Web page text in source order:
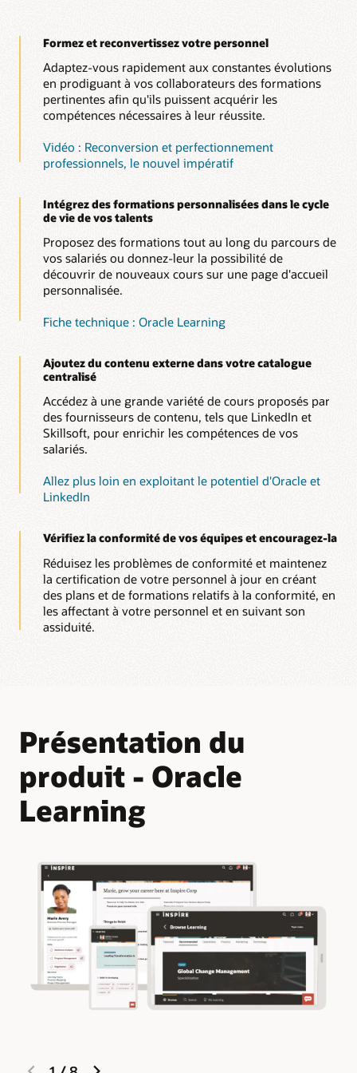
Blog : Formation et reconversion professionnelle avec
Oracle Learning
Fournisseurs de contenu externes
Proposez à vos collaborateurs des recommandations
intelligentes provenant de divers fournisseurs de contenu
tels que SkillSoft et LinkedIn Learning.
Développez des parcours de formation, à l'aide de vidéos, de
provenant de sources externes, pour le développement
individuel et en équipe.
prédéfinie et automatisez le renouvellement de la
certification à l'aide de règles d'affectation.
Reporting de conformité
Exploitez des analyses, des rapports et des tableaux de bord
enrichis pour suivre le suivi des formations et le taux de
Formez et reconvertissez votre personnel
Adaptez-vous rapidement aux constantes évolutions
en prodiguant à vos collaborateurs des formations
pertinentes afin qu'ils puissent acquérir les
compétences nécessaires à leur réussite.
Vidéo : Reconversion et perfectionnement
professionnels, le nouvel impératif
Intégrez des formations personnalisées dans le cycle
de vie de vos talents
Proposez des formations tout au long du parcours de
vos salariés ou donnez-leur la possibilité de
découvrir de nouveaux cours sur une page d'accueil
personnalisée.
Fiche technique : Oracle Learning
Ajoutez du contenu externe dans votre catalogue
centralisé
Accédez à une grande variété de cours proposés par
des fournisseurs de contenu, tels que LinkedIn et
Skillsoft, pour enrichir les compétences de vos
salariés.
Allez plus loin en exploitant le potentiel d'Oracle et
LinkedIn
Vérifiez la conformité de vos équipes et encouragez-la
Réduisez les problèmes de conformité et maintenez
la certification de votre personnel à jour en créant
des plans et de formations relatifs à la conformité, en
les affectant à votre personnel et en suivant son
assiduité.
Présentation du
produit - Oracle
Learning
previous